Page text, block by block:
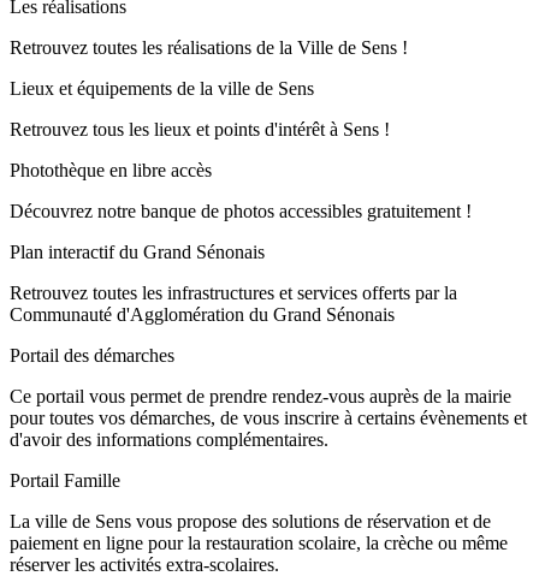
Les réalisations
Retrouvez toutes les réalisations de la Ville de Sens !
Lieux et équipements de la ville de Sens
Retrouvez tous les lieux et points d'intérêt à Sens !
Photothèque en libre accès
Découvrez notre banque de photos accessibles gratuitement !
Plan interactif du Grand Sénonais
Retrouvez toutes les infrastructures et services offerts par la
Communauté d'Agglomération du Grand Sénonais
Portail des démarches
Ce portail vous permet de prendre rendez-vous auprès de la mairie
pour toutes vos démarches, de vous inscrire à certains évènements et
d'avoir des informations complémentaires.
Portail Famille
La ville de Sens vous propose des solutions de réservation et de
paiement en ligne pour la restauration scolaire, la crèche ou même
réserver les activités extra-scolaires.